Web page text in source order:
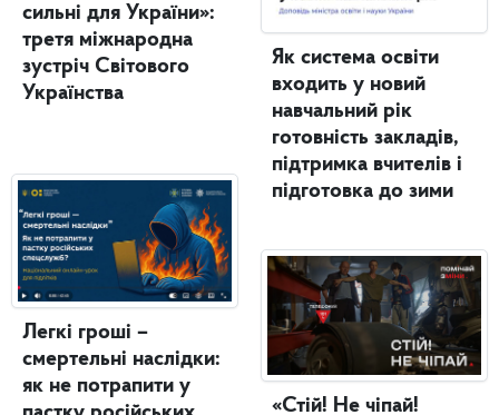
сильні для України»:
третя міжнародна
зустріч Світового
Українства
Легкі гроші –
смертельні наслідки:
як не потрапити у
Як система освіти
входить у новий
навчальний рік
готовність закладів,
підтримка вчителів і
підготовка до зими
«Стій! Не чіпай!